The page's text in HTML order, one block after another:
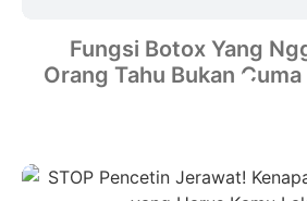
Fungsi Botox Yang
Orang Tahu Bukan